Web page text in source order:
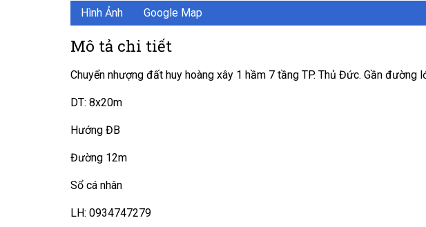
Hình Ảnh Google Map
Mô tả chi tiết
Chuyển nhượng đất huy hoàng xây 1 hầm 7 tầng TP. Thủ Đức. Gần đường
DT: 8x20m
Hướng ĐB
Đường 12m
Sổ cá nhân
LH: 0934747279